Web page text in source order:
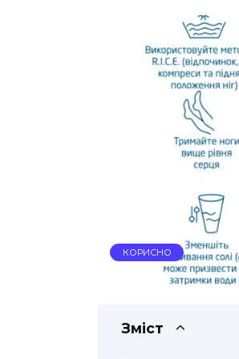
КОРИСНО
Зміст